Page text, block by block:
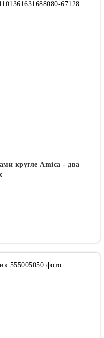
кругле Amica - два